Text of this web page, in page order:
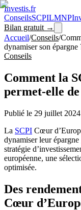
Investis.fr
ConseilsSCPILMNP
Bilan gratuit →
Accueil/Conseils/
dynamiser son épargne
Conseils
Comment la
permet-elle
Publié le 29 juillet 2024
La SCPI Cœur
dynamiser leur
stratégie
européenne, une
optimisée.
Des
Cœur